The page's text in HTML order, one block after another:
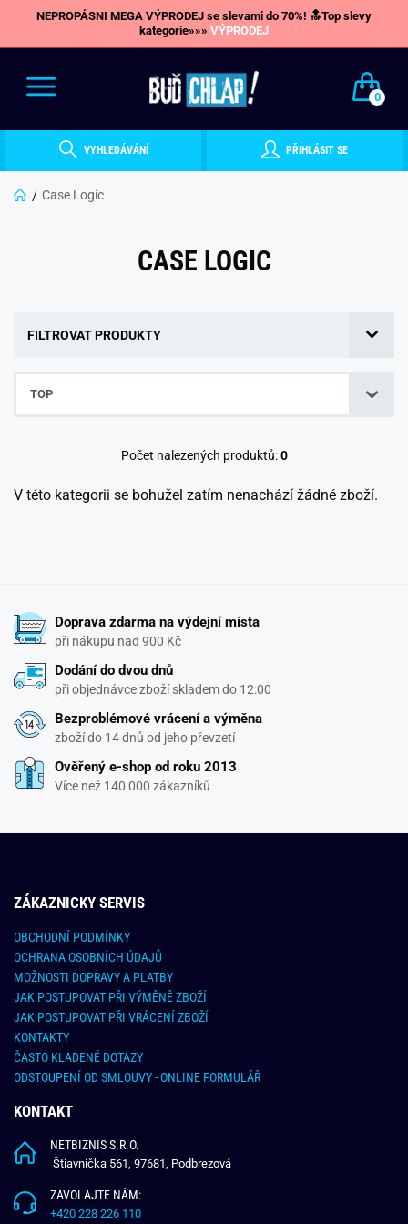
NEPROPÁSNI MEGA VÝPRODEJ se slevami do 70%! 🔝Top slevy
kategorie»»» VÝPRODEJ
0
VYHLEDÁVÁNÍ PŘIHLÁSIT SE
Case Logic
CASE LOGIC
FILTROVAT PRODUKTY
TOP
Počet nalezených produktů:0
V této kategorii se bohužel zatím nenachází žádné zboží.
Doprava zdarma na výdejní místa
při nákupu nad 900 Kč
Dodání do dvou dnů
při objednávce zboží skladem do 12:00
Bezproblémové vrácení a výměna
zboží do 14 dnů od jeho převzetí
Ověřený e-shop od roku 2013
Více než 140 000 zákazníků
ZÁKAZNICKY SERVIS
OBCHODNÍ PODMÍNKY
OCHRANA OSOBNÍCH ÚDAJŮ
MOŽNOSTI DOPRAVY A PLATBY
JAK POSTUPOVAT PŘI VÝMĚNĚ ZBOŽÍ
JAK POSTUPOVAT PŘI VRÁCENÍ ZBOŽÍ
KONTAKTY
ČASTO KLADENÉ DOTAZY
ODSTOUPENÍ OD SMLOUVY - ONLINE FORMULÁŘ
KONTAKT
NETBIZNIS S.R.O.
Štiavnička 561, 97681, Podbrezová
ZAVOLAJTE NÁM:
+420 228 226 110